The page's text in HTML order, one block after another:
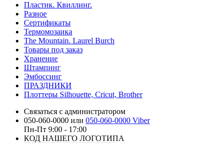
Пластик. Квиллинг.
Разное
Сертификаты
Термомозаика
The Mountain. Laurel Burch
Товары под заказ
Хранение
Штампинг
Эмбоссинг
ПРАЗДНИКИ
Плоттеры Silhouette, Cricut, Brother
Связаться с администратором
050-060-0000 или 050-060-0000 Viber
Пн-Пт 9:00 - 17:00
КОД НАШЕГО ЛОГОТИПА